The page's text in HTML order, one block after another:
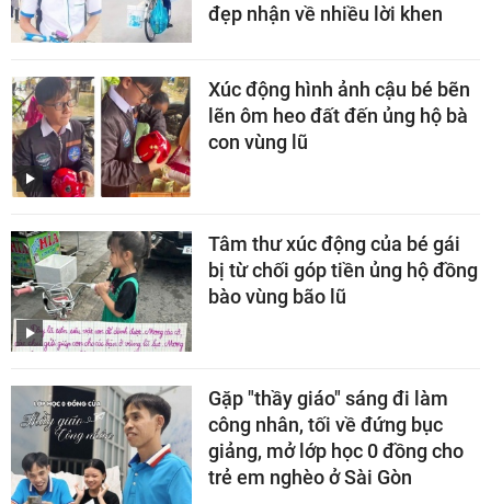
đẹp nhận về nhiều lời khen
Xúc động hình ảnh cậu bé bẽn
lẽn ôm heo đất đến ủng hộ bà
con vùng lũ
Tâm thư xúc động của bé gái
bị từ chối góp tiền ủng hộ đồng
bào vùng bão lũ
Gặp "thầy giáo" sáng đi làm
công nhân, tối về đứng bục
giảng, mở lớp học 0 đồng cho
trẻ em nghèo ở Sài Gòn